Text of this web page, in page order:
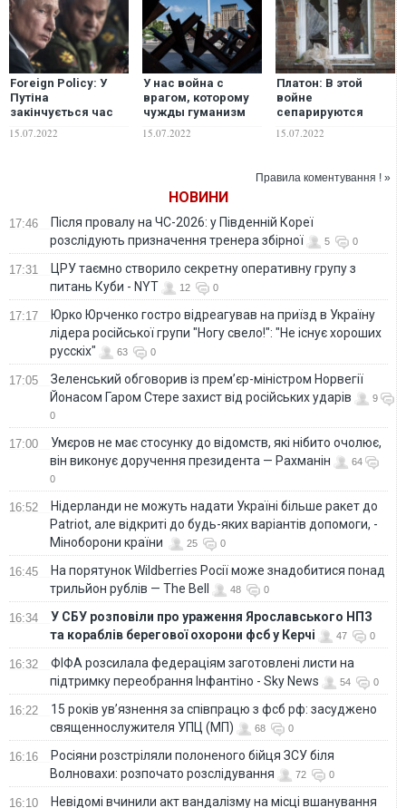
Foreign Policy: У
Путіна
закінчується час
для війни з
Україною
15.07.2022
У нас война с
врагом, которому
чужды гуманизм
или человечность:
к чему Киеву нужно
15.07.2022
Платон: В этой
войне
сепарируются
люди от козлищ,
причем и те, и
15.07.2022
Правила коментування ! »
НОВИНИ
17:46
Після провалу на ЧС-2026: у Південній Кореї
розслідують призначення тренера збірної
5 0
17:31
ЦРУ таємно створило секретну оперативну групу з
питань Куби - NYT
12 0
17:17
Юрко Юрченко гостро відреагував на приїзд в Україну
лідера російської групи "Ногу свело!": "Не існує хороших
русскіх"
63 0
17:05
Зеленський обговорив із прем’єр-міністром Норвегії
Йонасом Гаром Стере захист від російських ударів
9
0
17:00
Умєров не має стосунку до відомств, які нібито очолює,
він виконує доручення президента — Рахманін
64
0
16:52
Нідерланди не можуть надати Україні більше ракет до
Patriot, але відкриті до будь-яких варіантів допомоги, -
Міноборони країни
25 0
16:45
На порятунок Wildberries Росії може знадобитися понад
трильйон рублів — The Bell
48 0
16:34
У СБУ розповіли про ураження Ярославського НПЗ
та кораблів берегової охорони фсб у Керчі
47 0
16:32
ФІФА розсилала федераціям заготовлені листи на
підтримку переобрання Інфантіно - Sky News
54 0
16:22
15 років ув’язнення за співпрацю з фсб рф: засуджено
священнослужителя УПЦ (МП)
68 0
16:16
Росіяни розстріляли полоненого бійця ЗСУ біля
Волновахи: розпочато розслідування
72 0
16:10 Невідомі вчинили акт вандалізму на місці вшанування